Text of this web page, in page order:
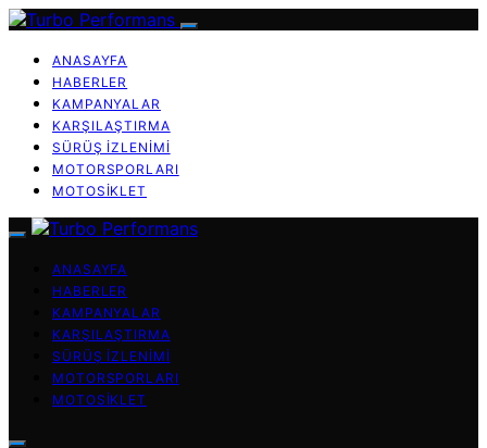
ANASAYFA
HABERLER
KAMPANYALAR
KARŞILAŞTIRMA
SÜRÜŞ İZLENIMI
MOTORSPORLARI
MOTOSIKLET
ANASAYFA
HABERLER
KAMPANYALAR
KARŞILAŞTIRMA
SÜRÜŞ İZLENIMI
MOTORSPORLARI
MOTOSIKLET